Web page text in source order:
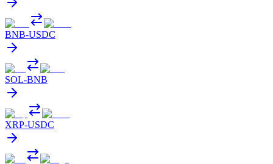
BNB-USDC
SOL-BNB
XRP-USDC